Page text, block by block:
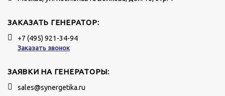
ЗАКАЗАТЬ ГЕНЕРАТОР:
+7 (495) 921-34-94
Заказать звонок
ЗАЯВКИ НА ГЕНЕРАТОРЫ:
sales@synergetika.ru